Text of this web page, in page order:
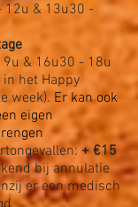
12u & 13u30 -
& 16u30 - 18u
het Happy
week). Er kan ook
eigen
+ €15
bij annulatie
er een medisch